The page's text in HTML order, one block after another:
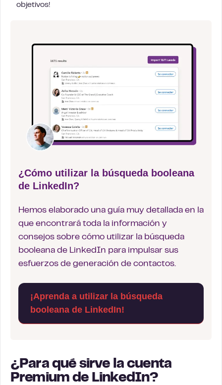
objetivos!
¿Cómo utilizar la búsqueda booleana
de LinkedIn?
Hemos elaborado una guía muy detallada en la
que encontrará toda la información y
consejos sobre cómo utilizar la búsqueda
booleana de LinkedIn para impulsar sus
esfuerzos de generación de contactos.
¡Aprenda a utilizar la búsqueda
booleana de LinkedIn!
¿Para qué sirve la cuenta
Premium de LinkedIn?